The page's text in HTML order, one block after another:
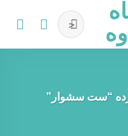
جستجو
برای:
“ست سشوار”